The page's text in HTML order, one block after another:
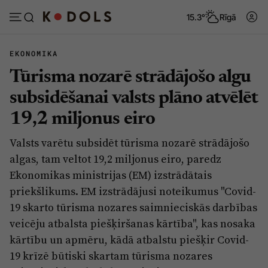
15.3° Rīgā
Abonēt Pieslēgties
Ziņas
Politika
Pašvaldības
Izglītība
Veselība
Ģimene
Vide
Tēmas
Viedokļi
Dzīve un ticība
Ekonomika
Krimināli
Izklaide
Sarunas
EKONOMIKA
Tūrisma nozarē strādājošo algu
subsidēšanai valsts plāno atvēlēt
19,2 miljonus eiro
Valsts varētu subsidēt tūrisma nozarē strādājošo
algas, tam veltot 19,2 miljonus eiro, paredz
Ekonomikas ministrijas (EM) izstrādātais
priekšlikums. EM izstrādājusi noteikumus "Covid-
19 skarto tūrisma nozares saimnieciskās darbības
veicēju atbalsta piešķiršanas kārtība", kas nosaka
kārtību un apmēru, kādā atbalstu piešķir Covid-
19 krīzē būtiski skartam tūrisma nozares